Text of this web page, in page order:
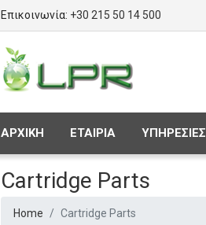
Επικοινωνία: +30 215 50 14 500
ΑΡΧΙΚΗ ΕΤΑΙΡΙΑ ΥΠΗΡΕΣΙΕΣ
Cartridge Parts
Home Cartridge Parts